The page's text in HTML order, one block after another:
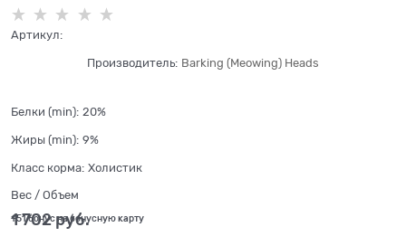
Артикул:
Производитель: Barking (Meowing) Heads
Белки (min): 20%
Жиры (min): 9%
Класс корма: Холистик
Вес / Объем
1 702 руб.
+51 бонус на бонусную карту